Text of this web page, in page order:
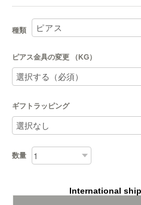
種類
ピアス金具の変更 （KG）
ギフトラッピング
数量
International